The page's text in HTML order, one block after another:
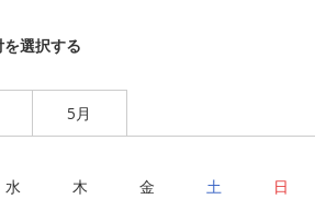
選択する
5月
水 木 金 土 日